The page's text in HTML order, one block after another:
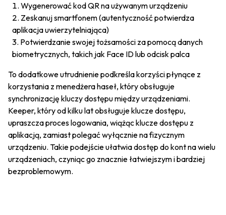
Wygenerować kod QR na używanym urządzeniu
Zeskanuj smartfonem (autentyczność potwierdza
aplikacja uwierzytelniająca)
Potwierdzanie swojej tożsamości za pomocą danych
biometrycznych, takich jak Face ID lub odcisk palca
To dodatkowe utrudnienie podkreśla korzyści płynące z
korzystania z menedżera haseł, który obsługuje
synchronizację kluczy dostępu między urządzeniami.
Keeper, który od kilku lat obsługuje klucze dostępu,
upraszcza proces logowania, wiążąc klucze dostępu z
aplikacją, zamiast polegać wyłącznie na fizycznym
urządzeniu. Takie podejście ułatwia dostęp do kont na wielu
urządzeniach, czyniąc go znacznie łatwiejszym i bardziej
bezproblemowym.